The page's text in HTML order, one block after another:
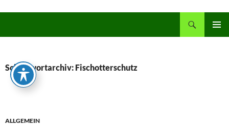
Schlagwortarchiv: Fischotterschutz
ALLGEMEIN